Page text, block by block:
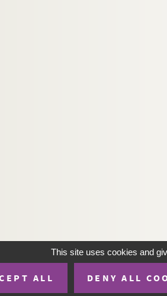
This site uses cookies and
ALL DENY ALL